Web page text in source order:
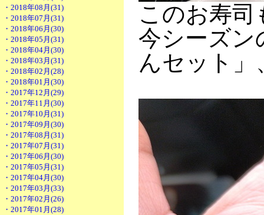
・2018年08月(31)
・2018年07月(31)
・2018年06月(30)
・2018年05月(31)
・2018年04月(30)
・2018年03月(31)
・2018年02月(28)
・2018年01月(30)
・2017年12月(29)
・2017年11月(30)
・2017年10月(31)
・2017年09月(30)
・2017年08月(31)
・2017年07月(31)
・2017年06月(30)
・2017年05月(31)
・2017年04月(30)
・2017年03月(33)
・2017年02月(26)
・2017年01月(28)
このお寿司
今シーズン
んセット